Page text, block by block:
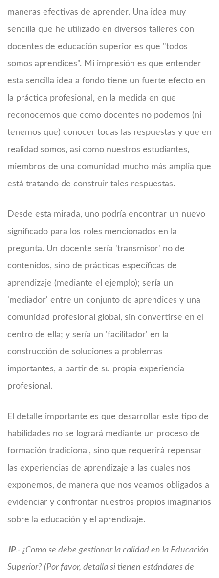
maneras efectivas de aprender. Una idea muy
sencilla que he utilizado en diversos talleres con
docentes de educación superior es que "todos
somos aprendices". Mi impresión es que entender
esta sencilla idea a fondo tiene un fuerte efecto en
la práctica profesional, en la medida en que
reconocemos que como docentes no podemos (ni
tenemos que) conocer todas las respuestas y que en
realidad somos, así como nuestros estudiantes,
miembros de una comunidad mucho más amplia que
está tratando de construir tales respuestas.
Desde esta mirada, uno podría encontrar un nuevo
significado para los roles mencionados en la
pregunta. Un docente sería 'transmisor' no de
contenidos, sino de prácticas específicas de
aprendizaje (mediante el ejemplo); sería un
'mediador' entre un conjunto de aprendices y una
comunidad profesional global, sin convertirse en el
centro de ella; y sería un 'facilitador' en la
construcción de soluciones a problemas
importantes, a partir de su propia experiencia
profesional.
El detalle importante es que desarrollar este tipo de
habilidades no se logrará mediante un proceso de
formación tradicional, sino que requerirá repensar
las experiencias de aprendizaje a las cuales nos
exponemos, de manera que nos veamos obligados a
evidenciar y confrontar nuestros propios imaginarios
sobre la educación y el aprendizaje.
JP.- ¿Como se debe gestionar la calidad en la Educación
Superior? (Por favor, detalla si tienen estándares de